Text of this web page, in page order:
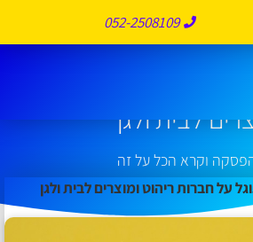
052-2508109
על חברות ריהוט
לבית ולגן
וקרא הכל על זה
על חברות ריהוט ומוצרים לבית ולגן